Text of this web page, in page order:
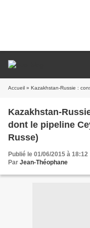
Accueil » Kazakhstan-Russie :
Kazakhstan-
dont le pipeline
Russe)
Publié le 01/06/2015 à 18:12
Par Jean-Théophane